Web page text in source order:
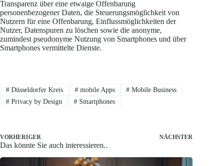
Transparenz über eine etwaige Offenbarung
personenbezogener Daten, die Steuerungsmöglichkeit von
Nutzern für eine Offenbarung, Einflussmöglichkeiten der
Nutzer, Datenspuren zu löschen sowie die anonyme,
zumindest pseudonyme Nutzung von Smartphones und über
Smartphones vermittelte Dienste.
#Düsseldorfer Kreis #mobile Apps # Mobile Business
#Privacy by Design #Smartphones
VORHERIGER NÄCHSTER
Das könnte Sie auch interessieren..